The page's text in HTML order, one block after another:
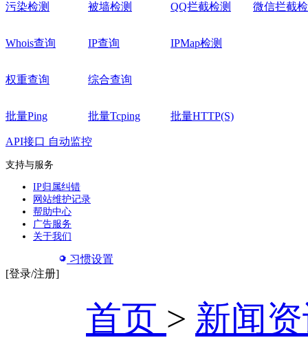
污染检测 被墙检测 QQ拦截检测 微信拦截
Whois查询 IP查询 IPMap检测
权重查询 综合查询
批量Ping 批量Tcping 批量HTTP(S)
API接口 自动监控
支持与服务
IP归属纠错
网站维护记录
帮助中心
广告服务
关于我们
习惯设置
[登录/注册]
首页 > 新闻